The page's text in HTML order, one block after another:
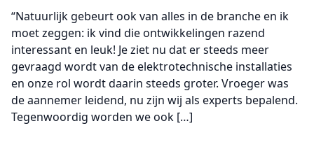
“Natuurlijk gebeurt ook van alles in de branche en ik
moet zeggen: ik vind die ontwikkelingen razend
interessant en leuk! Je ziet nu dat er steeds meer
gevraagd wordt van de elektrotechnische installaties
en onze rol wordt daarin steeds groter. Vroeger was
de aannemer leidend, nu zijn wij als experts bepalend.
Tegenwoordig worden we ook […]